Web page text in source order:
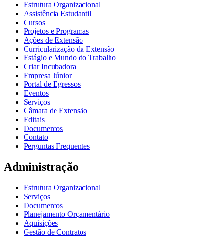
Estrutura Organizacional
Assistência Estudantil
Cursos
Projetos e Programas
Ações de Extensão
Curricularização da Extensão
Estágio e Mundo do Trabalho
Criar Incubadora
Empresa Júnior
Portal de Egressos
Eventos
Serviços
Câmara de Extensão
Editais
Documentos
Contato
Perguntas Frequentes
Administração
Estrutura Organizacional
Serviços
Documentos
Planejamento Orçamentário
Aquisições
Gestão de Contratos